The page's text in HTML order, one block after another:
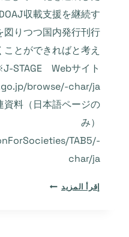
収載支援を継続す
図りつつ国内発行刊行
とができればと考え
STAGE Webサイト
browse/-char/ja
料（日本語ページの
み）
TAB5/-
char/ja
إقرأ المزيد J-